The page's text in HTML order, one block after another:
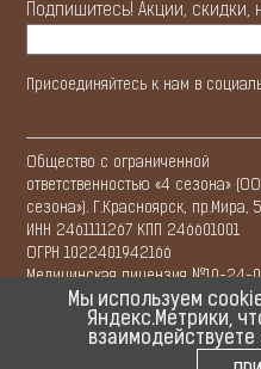
Подпишитесь! Акции, скидки,
Присоединяйтесь к нам в
Общество с ограниченной
ответственностью «4 сезона»
сезона»). Г.Красноярск, пр.Мира,
ИНН 2461111267 КПП 246601001
ОГРН 1022401942166
Медицинская лицензия №10-24-
0020045 от 30.09.2013г.
Политикa
Мы используем
Яндекс.Метрики,
взаимодействуете